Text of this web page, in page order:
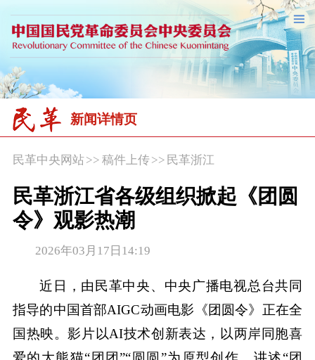
新闻详情页
民革中央网站>> 稿件上传 >> 民革浙江
民革浙江省各级组织掀起《团圆
令》观影热潮
2026年03月17日14:19
近日，由民革中央、中央广播电视总台共同
指导的中国首部AIGC动画电影《团圆令》正在全
国热映。影片以AI技术创新表达，以两岸同胞喜